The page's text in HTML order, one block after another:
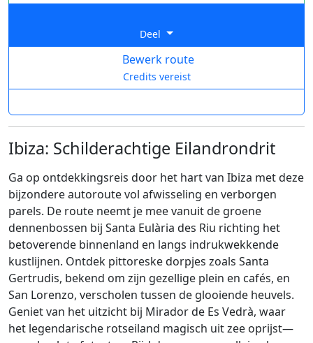
Deel
Bewerk route
Credits vereist
Ibiza: Schilderachtige Eilandrondrit
Ga op ontdekkingsreis door het hart van Ibiza met deze
bijzondere autoroute vol afwisseling en verborgen
parels. De route neemt je mee vanuit de groene
dennenbossen bij Santa Eulària des Riu richting het
betoverende binnenland en langs indrukwekkende
kustlijnen. Ontdek pittoreske dorpjes zoals Santa
Gertrudis, bekend om zijn gezellige plein en cafés, en
San Lorenzo, verscholen tussen de glooiende heuvels.
Geniet van het uitzicht bij Mirador de Es Vedrà, waar
het legendarische rotseiland magisch uit zee oprijst—